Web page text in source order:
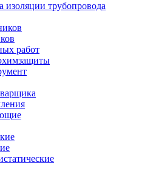
изоляции трубопровода
работ